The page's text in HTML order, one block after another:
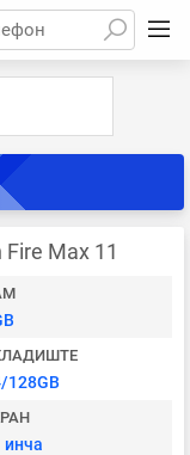
Max 11
128GB
инча